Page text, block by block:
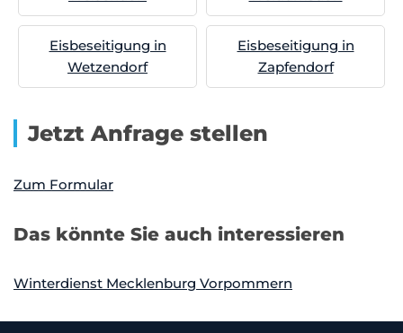
Eisbeseitigung in
Wetzendorf
Eisbeseitigung in
Zapfendorf
Jetzt Anfrage stellen
Zum Formular
Das könnte Sie auch interessieren
Winterdienst Mecklenburg Vorpommern